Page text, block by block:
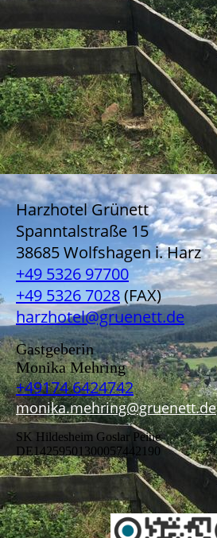
Harzhotel Grünett
Spanntalstraße 15
38685 Wolfshagen i. Harz
+49 5326 97700
+49 5326 7028(FAX)
harzhotel@gruenett.de
Gastgeberin
Monika Mehring
+49174 6424742
monika.mehring@gruenett.de
SK Hildesheim Goslar Peine
DE14259501300057442190